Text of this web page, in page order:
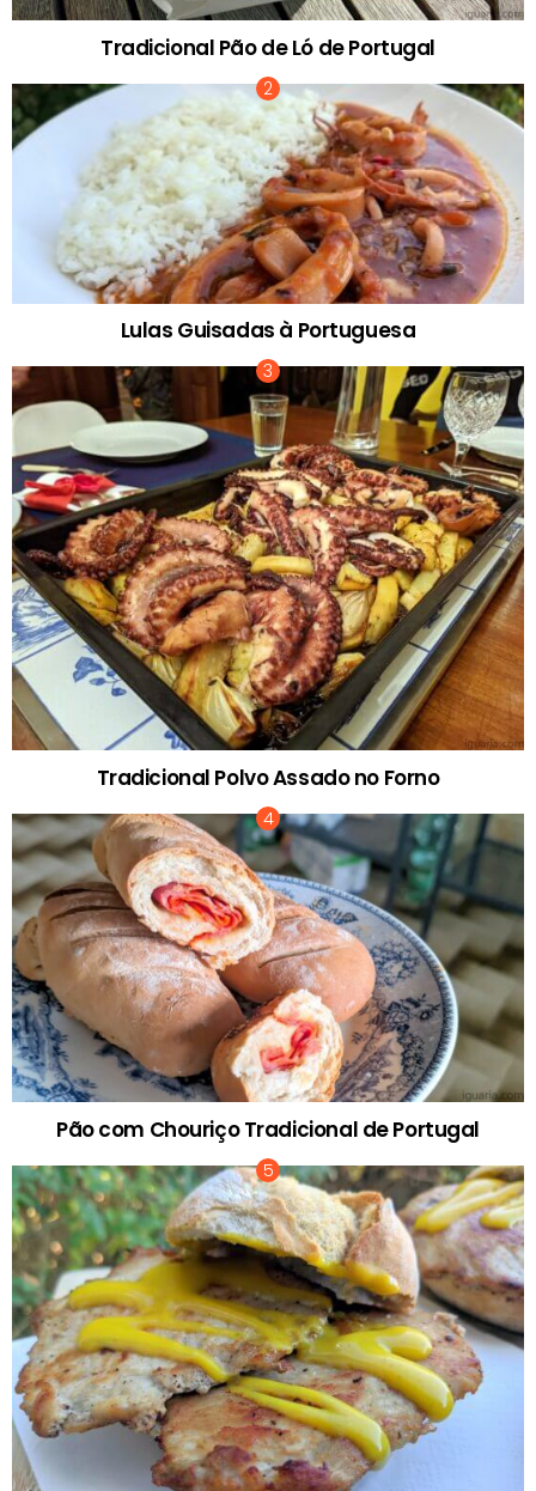
Tradicional Pão de Ló de Portugal
Lulas Guisadas à Portuguesa
Tradicional Polvo Assado no Forno
Pão com Chouriço Tradicional de Portugal